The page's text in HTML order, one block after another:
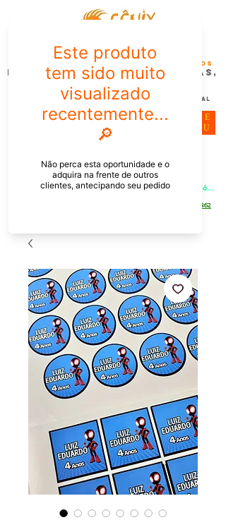
FÊNIX DESIGN STUDIO | Design
Gráfico| Desenvolvimento de Produtos
Personalizados para Pessoas,
Empresas e EventoS
Lembrancinhas, Brindes promocionais,
Decoração, Presentes e Comunicação Visual
PEDIDOS PELO CHAT OU WHATSAPP: Informe os produtos,
quantidade e o CEP ou endereço de entrega e receba um link já
ME
NU
[21] 9 6546 4862